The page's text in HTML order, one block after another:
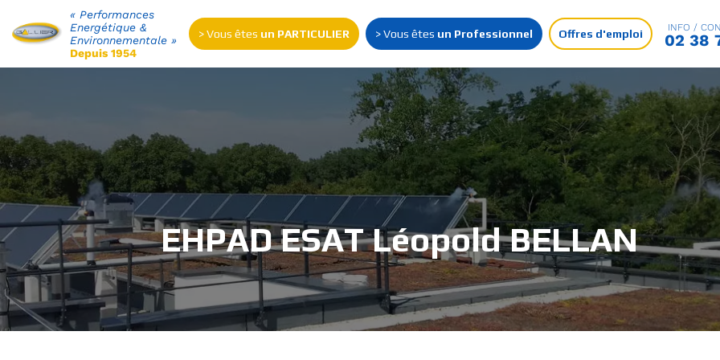
« Performances
Energétique &
Environnementale »
Depuis 1954
> Vous êtes un PARTICULIER > Vous êtes un Professionnel Offres d'emploi
INFO /
02 38
EHPAD ESAT Léopold BELLAN